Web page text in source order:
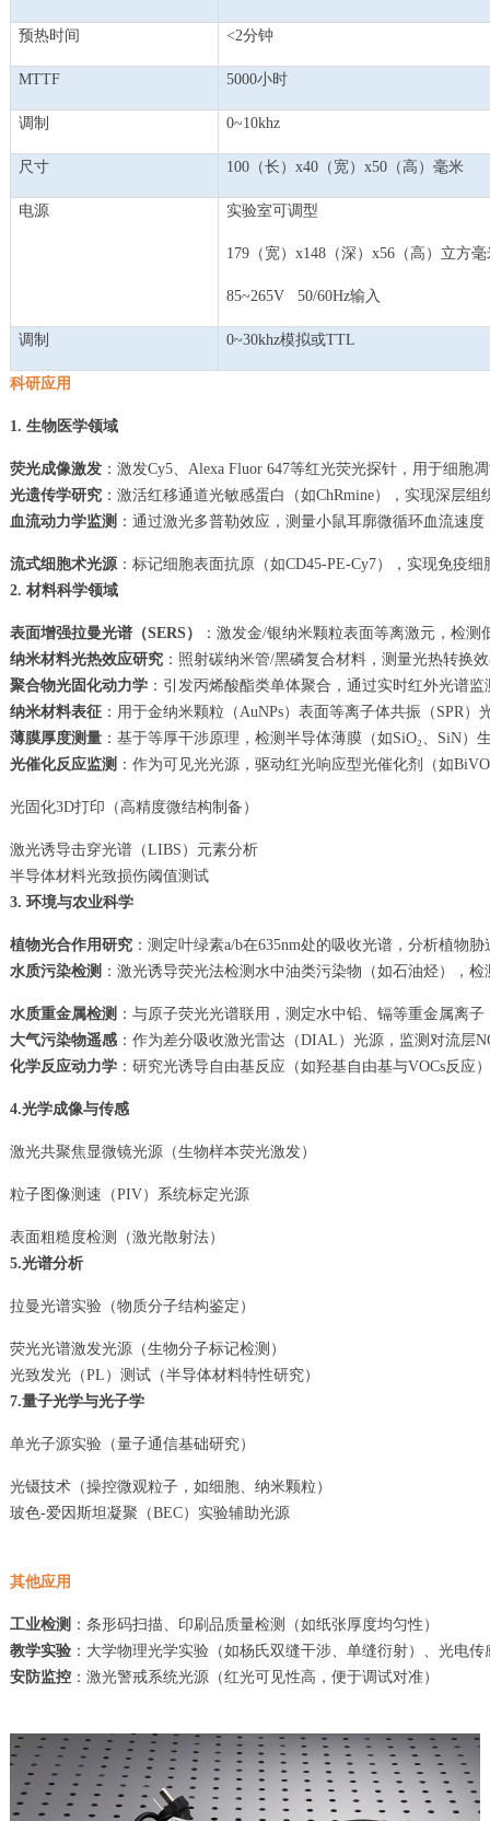
预热时间 <2分钟
MTTF 5000小时
调制 0~10khz
尺寸 100（长）x40（宽）x50（高）毫米
电源 实验室可调型
179（宽）x148（深）x56（高）立方毫
85~265V 50/60Hz输入
调制 0~30khz模拟或TTL
科研应用
1. 生物医学领域
荧光成像激发：激发Cy5、Alexa Fluor 647等红光荧光探针，用于细胞
光遗传学研究：激活红移通道光敏感蛋白（如ChRmine），实现深层组
血流动力学监测 ：通过激光多普勒效应，测量小鼠耳廓微循环血流速度
流式细胞术光源：标记细胞表面抗原（如CD45-PE-Cy7），实现免疫
2. 材料科学领域
表面增强拉曼光谱（SERS）
：激发金/银纳米颗粒表面等离激元，检
纳米材料光热效应研究：照射碳纳米管/黑磷复合材料，测量光热转换
聚合物光固化动力学：引发丙烯酸酯类单体聚合，通过实时红外光谱
纳米材料表征：用于金纳米颗粒（AuNPs）表面等离子体共振（SPR）
薄膜厚度测量：基于等厚干涉原理，检测半导体薄膜（如SiO₂ 、SiN）
光催化反应监测 ：作为可见光光源，驱动红光响应型光催化剂（如BiVO
光固化3D打印（高精度微结构制备）
激光诱导击穿光谱（LIBS）元素分析
半导体材料光致损伤阈值测试
3. 环境与农业科学
植物光合作用研究：测定叶绿素a/b在635nm处的吸收光谱，分析植物胁
水质污染检测 ：激光诱导荧光法检测水中油类污染物（如石油烃），检
水质重金属检测 ：与原子荧光光谱联用，测定水中铅、镉等重金属离
大气污染物遥感：作为差分吸收激光雷达（DIAL）光源，监测对流层
化学反应动力学：研究光诱导自由基反应（如羟基自由基与VOCs反应
4.光学成像与传感
激光共聚焦显微镜光源（生物样本荧光激发）
粒子图像测速（PIV）系统标定光源
表面粗糙度检测（激光散射法）
5.光谱分析
拉曼光谱实验（物质分子结构鉴定）
荧光光谱激发光源（生物分子标记检测）
光致发光（PL）测试（半导体材料特性研究）
7.量子光学与光子学
单光子源实验（量子通信基础研究）
光镊技术（操控微观粒子，如细胞、纳米颗粒）
玻色-爱因斯坦凝聚（BEC）实验辅助光源
其他应用
工业检测 ：条形码扫描、印刷品质量检测（如纸张厚度均匀性）
教学实验：大学物理光学实验（如杨氏双缝干涉、单缝衍射）、光电传
安防监控：激光警戒系统光源（红光可见性高，便于调试对准）